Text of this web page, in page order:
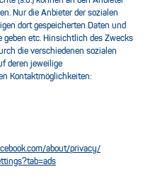
Nur die Anbieter der sozialen
dort gespeicherten Daten und
etc. Hinsichtlich des Zwecks
die verschiedenen sozialen
deren jeweilige
Kontaktmöglichkeiten:
about/privacy/